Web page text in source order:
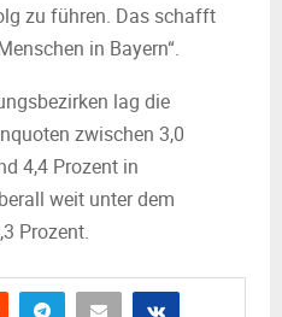
zu führen. Das schafft
in Bayern“.
lag die
zwischen 3,0
4,4 Prozent in
weit unter dem
Prozent.